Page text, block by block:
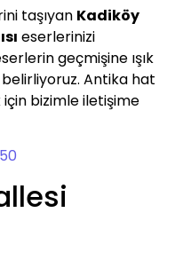
taşıyan Kadiköy
eserlerinizi
geçmişine ışık
Antika hat
için bizimle iletişime